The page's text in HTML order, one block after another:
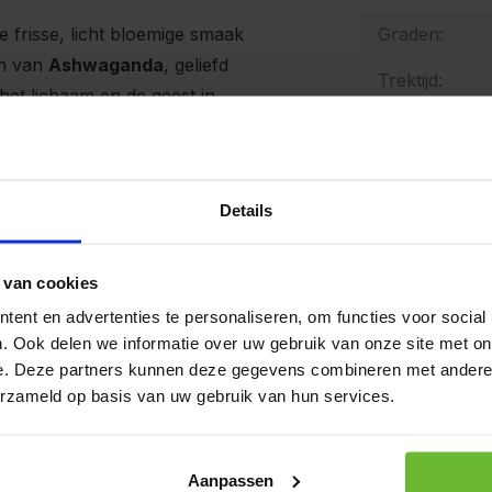
Details
cookies
en advertenties te personaliseren, om functies voor social
Ook delen we informatie over uw gebruik van onze site met
Deze partners kunnen deze gegevens combineren met
op basis van uw gebruik van hun services.
Aanpassen
frisse, licht bloemige smaak
van Ashwaganda, geliefd
lichaam en de geest in
van rust in de hectiek
zoete, aardse
tintelende afdronk. Deze
heerlijk verfrissend,
en algehele
nu behoefte hebt aan een
Graden:
Trektijd:
Op
Op
1 kilo